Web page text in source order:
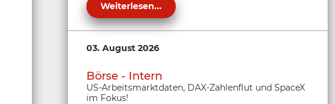
Weiterlesen...
03. August 2026
Börse - Intern
US-Arbeitsmarktdaten, DAX-Zahlenflut und SpaceX
im Fokus!